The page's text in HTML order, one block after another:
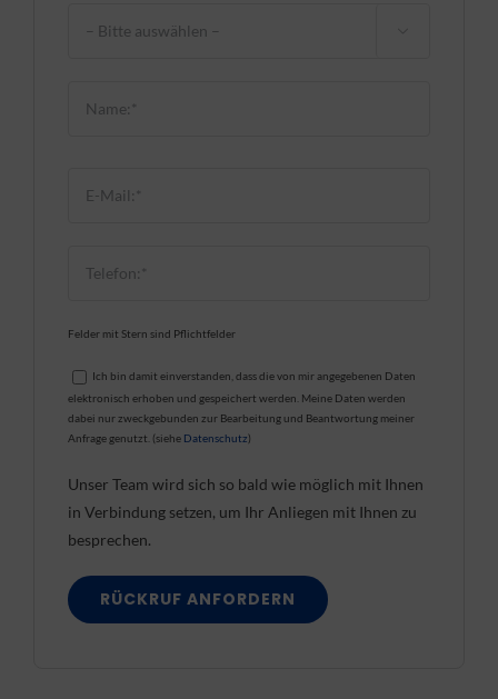
Felder mit Stern sind Pflichtfelder
Ich bin damit einverstanden, dass die von mir angegebenen Daten
elektronisch erhoben und gespeichert werden. Meine Daten werden
dabei nur zweckgebunden zur Bearbeitung und Beantwortung meiner
Anfrage genutzt. (siehe Datenschutz)
Unser Team wird sich so bald wie möglich mit Ihnen
in Verbindung setzen, um Ihr Anliegen mit Ihnen zu
besprechen.